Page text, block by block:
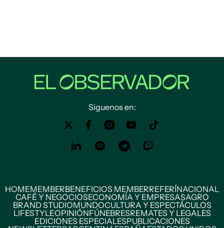
Siguenos en:
HOMEMEMBERBENEFICIOS MEMBERREFERÍNACIONAL
CAFÉ Y NEGOCIOSECONOMÍA Y EMPRESASAGRO
BRAND STUDIOMUNDOCULTURA Y ESPECTÁCULOS
LIFESTYLEOPINIÓNFÚNEBRESREMATES Y LEGALES
EDICIONES ESPECIALESPUBLICACIONES